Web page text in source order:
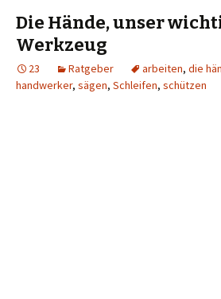
Die Hände, unser
Werkzeug
23 Ratgeber arbeiten, die
handwerker, sägen, Schleifen, schützen